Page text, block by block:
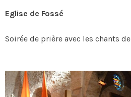
Eglise de Fossé
Soirée de prière avec les chants de